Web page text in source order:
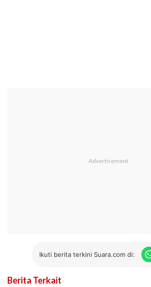
Ikuti berita terkini Suara.com di:
Berita Terkait